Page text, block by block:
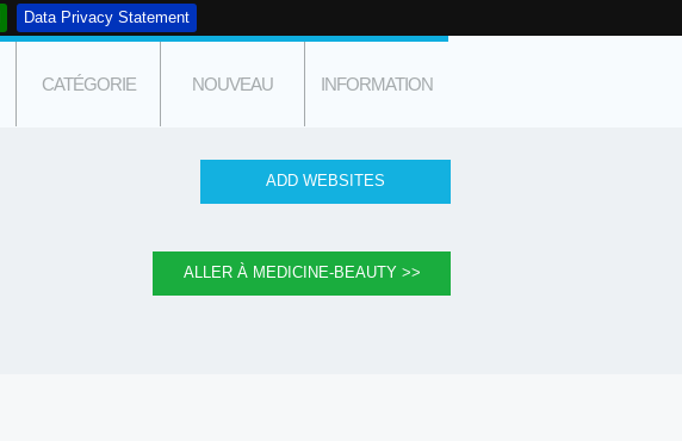
Data Privacy Statement
CATÉGORIE NOUVEAU INFORMATION